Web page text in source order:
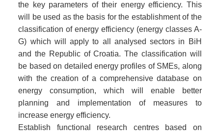
the key parameters of their energy efficiency. This
will be used as the basis for the establishment of the
classification of energy efficiency (energy classes A-
G) which will apply to all analysed sectors in BiH
and the Republic of Croatia. The classification will
be based on detailed energy profiles of SMEs, along
with the creation of a comprehensive database on
energy consumption, which will enable better
planning and implementation of measures to
increase energy efficiency.
Establish functional research centres based on